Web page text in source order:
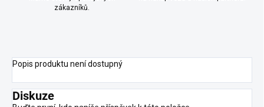
zákazníků.
Popis produktu není dostupný
Diskuze